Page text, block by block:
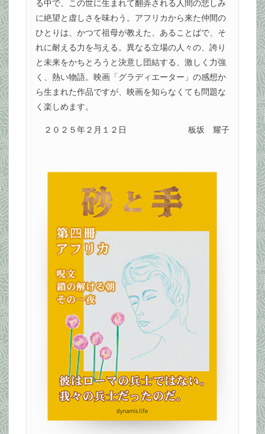
る中で、この世に生まれて翻弄される人間の悲しみ
に絶望と虚しさを味わう。アフリカから来た仲間の
ひとりは、かつて祖母が教えた、あることばで、そ
れに耐える力を与える。異なる立場の人々の、誇り
と未来をかちとろうと決意し団結する、激しく力強
く、熱い物語。映画「グラディエーター」の感想か
ら生まれた作品ですが、映画を知らなくても問題な
く楽しめます。
２０２５年２月１２日 板坂 耀子